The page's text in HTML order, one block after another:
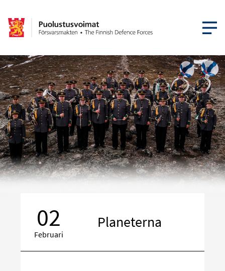
ÖPPNA
02
Februari
Planeterna